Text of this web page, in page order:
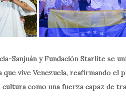
Sanjuán y Fundación Starlite se
que vive Venezuela, reafirmando
como una fuerza capaz de